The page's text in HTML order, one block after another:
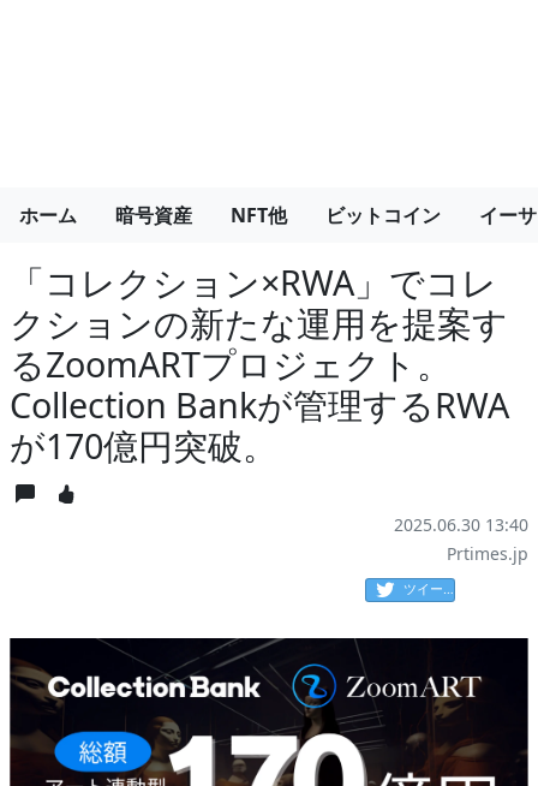
ホーム 暗号資産 NFT他 ビットコイン イー
「コレクション×RWA」でコレ
クションの新たな運用を提案す
るZoomARTプロジェクト。
Collection Bankが管理するRWA
が170億円突破。
2025.06.30 13:40
Prtimes.jp
ツイート